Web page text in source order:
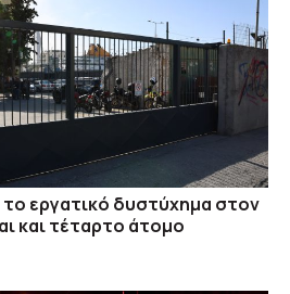
το εργατικό δυστύχημα στον
και τέταρτο άτομο